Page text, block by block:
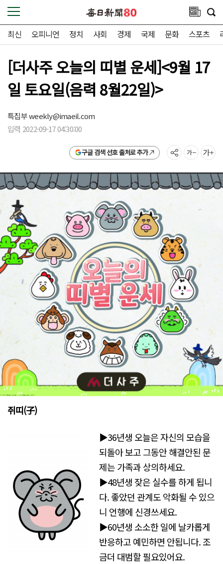
최신 오피니언 정치 사회 경제 국제 문화 스포츠
[더사주 오늘의 띠별 운세]<9월 17
일 토요일(음력 8월22일)>
특집부weekly@imaeil.com
입력 2022-09-17 04:30:00
구글 검색 선호 출처로 추가
쥐띠(子)
▶36년생 오늘은 자신의 모습을
되돌아 보고 그동안 해결안된 문
제는 가족과 상의하세요.
▶48년생 잦은 실수를 하게 됩니
다. 좋았던 관계도 악화될 수 있으
니 언행에 신경쓰세요.
▶60년생 소소한 일에 날카롭게
반응하고 예민하면 안됩니다. 조
금더 대범할 필요있어요.